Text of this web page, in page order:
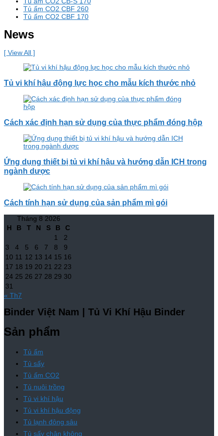
Tủ ấm CO2 CBF 260
Tủ ấm CO2 CBF 170
News
[ View All ]
Tủ vi khí hậu động lực học cho mẫu kích thước nhỏ
Cách xác định hạn sử dụng của thực phẩm đóng hộp
Ứng dụng thiết bị tủ vi khí hậu và hướng dẫn ICH trong
ngành dược
Cách tính hạn sử dụng của sản phẩm mì gói
Tháng 8 2026
H
B T N S B
C
1
2
3
4 5 6 7 8
9
10 11 12 13 14 15 16
17 18 19 20 21 22 23
24 25 26 27 28 29 30
31
« Th7
Binder Việt Nam | Tủ Vi Khí Hậu Binder
Sản phẩm
Tủ ấm
Tủ sấy
Tủ ấm CO2
Tủ nuôi trồng
Tủ vi khí hậu
Tủ vi khí hậu động
Tủ lạnh đông sâu
Tủ sấy chân không